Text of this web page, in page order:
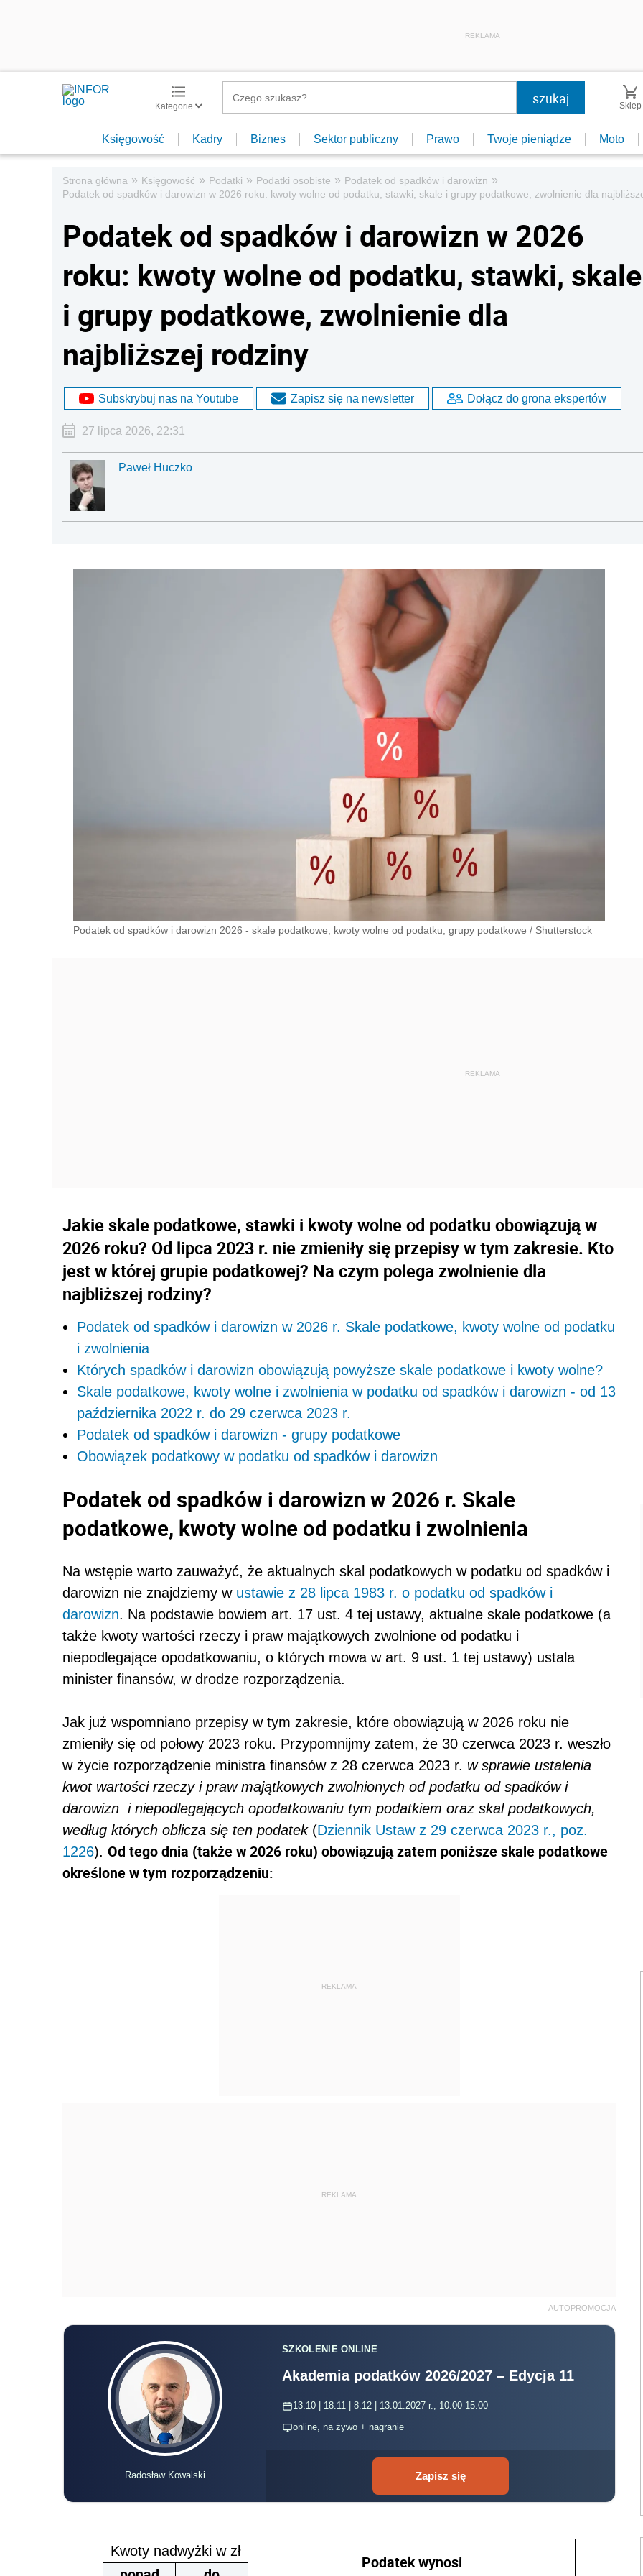
REKLAMA
Kategorie Sklep
Księgowość Kadry Biznes Sektor publiczny Prawo Twoje pieniądze Moto
Strona główna » Księgowość » Podatki » Podatki osobiste » Podatek od spadków i darowizn »
Podatek od spadków i darowizn w 2026 roku: kwoty wolne od podatku, stawki, skale i grupy podatkowe, zwolnienie dla
Podatek od spadków i darowizn w 2026
roku: kwoty wolne od podatku, stawki, skale
i grupy podatkowe, zwolnienie dla
najbliższej rodziny
Subskrybuj nas na Youtube Zapisz się na newsletter Dołącz do grona ekspertów
27 lipca 2026, 22:31
Paweł Huczko
Podatek od spadków i darowizn 2026 - skale podatkowe, kwoty wolne od podatku, grupy podatkowe / Shutterstock
Jakie skale podatkowe, stawki i kwoty wolne od podatku obowiązują w
2026 roku? Od lipca 2023 r. nie zmieniły się przepisy w tym zakresie. Kto
jest w której grupie podatkowej? Na czym polega zwolnienie dla
najbliższej rodziny?
Podatek od spadków i darowizn w 2026 r. Skale podatkowe, kwoty wolne od podatku
i zwolnienia
Których spadków i darowizn obowiązują powyższe skale podatkowe i kwoty wolne?
Skale podatkowe, kwoty wolne i zwolnienia w podatku od spadków i darowizn - od 13
października 2022 r. do 29 czerwca 2023 r.
Podatek od spadków i darowizn - grupy podatkowe
Obowiązek podatkowy w podatku od spadków i darowizn
Podatek od spadków i darowizn w 2026 r. Skale
podatkowe, kwoty wolne od podatku i zwolnienia
Na wstępie warto zauważyć, że aktualnych skal podatkowych w podatku od spadków i
darowizn nie znajdziemy w ustawie z 28 lipca 1983 r. o podatku od spadków i
darowizn. Na podstawie bowiem art. 17 ust. 4 tej ustawy, aktualne skale podatkowe (a
także kwoty wartości rzeczy i praw majątkowych zwolnione od podatku i
niepodlegające opodatkowaniu, o których mowa w art. 9 ust. 1 tej ustawy) ustala
minister finansów, w drodze rozporządzenia.
Jak już wspomniano przepisy w tym zakresie, które obowiązują w 2026 roku nie
zmieniły się od połowy 2023 roku. Przypomnijmy zatem, że 30 czerwca 2023 r. weszło
w życie rozporządzenie ministra finansów z 28 czerwca 2023 r. w sprawie ustalenia
kwot wartości rzeczy i praw majątkowych zwolnionych od podatku od spadków i
darowizn i niepodlegających opodatkowaniu tym podatkiem oraz skal podatkowych,
według których oblicza się ten podatek(Dziennik Ustaw z 29 czerwca 2023 r., poz.
1226). Od tego dnia (także w 2026 roku) obowiązują zatem poniższe skale podatkowe
określone w tym rozporządzeniu:
REKLAMA
REKLAMA
AUTOPROMOCJA
Radosław Kowalski
SZKOLENIE ONLINE
Akademia podatków 2026/2027 – Edycja 11
13.10 | 18.11 | 8.12 | 13.01.2027 r., 10:00-15:00
online, na żywo + nagranie
Zapisz się
Kwoty nadwyżki w zł
Podatek wynosi